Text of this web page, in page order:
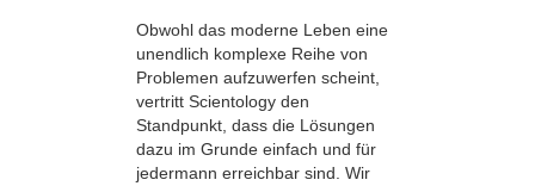
Obwohl das moderne Leben eine
unendlich komplexe Reihe von
Problemen aufzuwerfen scheint,
vertritt Scientology den
Standpunkt, dass die Lösungen
dazu im Grunde einfach und für
jedermann erreichbar sind. Wir